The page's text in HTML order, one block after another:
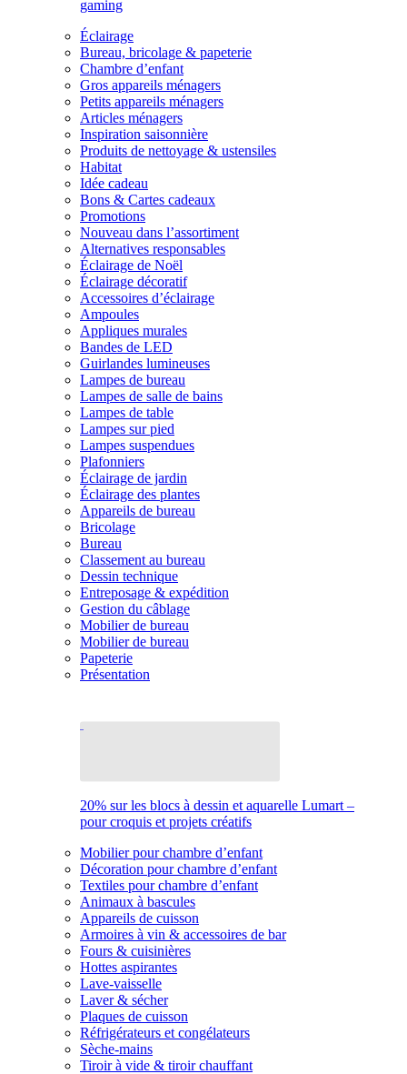
gaming
Éclairage
Bureau, bricolage & papeterie
Chambre d’enfant
Gros appareils ménagers
Petits appareils ménagers
Articles ménagers
Inspiration saisonnière
Produits de nettoyage & ustensiles
Habitat
Idée cadeau
Bons & Cartes cadeaux
Promotions
Nouveau dans l’assortiment
Alternatives responsables
Éclairage de Noël
Éclairage décoratif
Accessoires d’éclairage
Ampoules
Appliques murales
Bandes de LED
Guirlandes lumineuses
Lampes de bureau
Lampes de salle de bains
Lampes de table
Lampes sur pied
Lampes suspendues
Plafonniers
Éclairage de jardin
Éclairage des plantes
Appareils de bureau
Bricolage
Bureau
Classement au bureau
Dessin technique
Entreposage & expédition
Gestion du câblage
Mobilier de bureau
Mobilier de bureau
Papeterie
Présentation
20% sur les blocs à dessin et aquarelle Lumart –
pour croquis et projets créatifs
Mobilier pour chambre d’enfant
Décoration pour chambre d’enfant
Textiles pour chambre d’enfant
Animaux à bascules
Appareils de cuisson
Armoires à vin & accessoires de bar
Fours & cuisinières
Hottes aspirantes
Lave-vaisselle
Laver & sécher
Plaques de cuisson
Réfrigérateurs et congélateurs
Sèche-mains
Tiroir à vide & tiroir chauffant